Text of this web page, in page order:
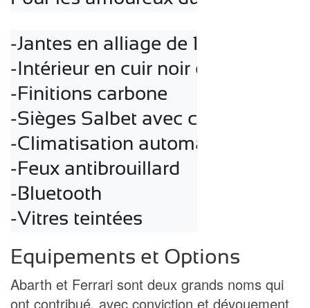
-Jantes en alliage de 17 pouces
-Intérieur en cuir noir et alcantara
-Finitions carbone
-Sièges Salbet avec coque en
-Climatisation automatique
-Feux antibrouillard
-Bluetooth
-Vitres teintées
Equipements et Options
Abarth et Ferrari sont deux grands noms qui
ont contribué, avec conviction et dévouement,